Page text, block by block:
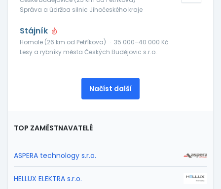
Správa a údržba silnic Jihočeského kraje
Stájník
Homole (26 km od Petříkova) · 35 000–40 000 Kč
Lesy a rybníky města Českých Budějovic s.r.o.
Načíst další
TOP ZAMĚSTNAVATELÉ
ASPERA technology s.r.o.
HELLUX ELEKTRA s.r.o.